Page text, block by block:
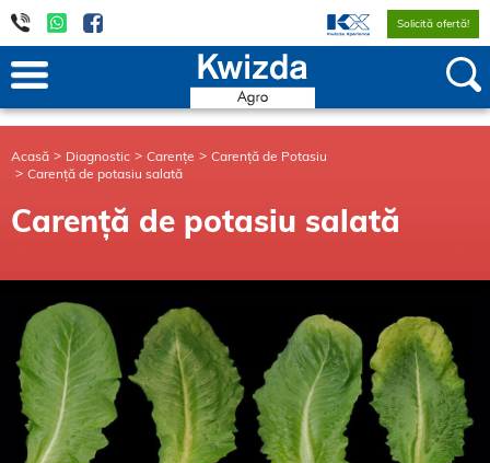
Solicită ofertă!
Acasă Diagnostic Carențe
Carență de Potasiu
Carență de potasiu salată
Carență de potasiu salată